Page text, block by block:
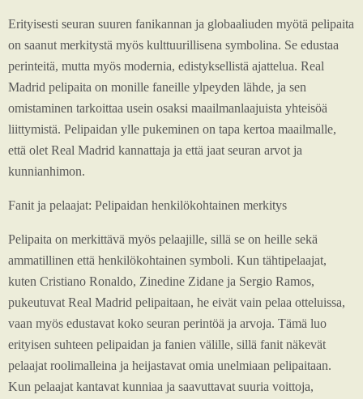
Erityisesti seuran suuren fanikannan ja globaaliuden myötä pelipaita
on saanut merkitystä myös kulttuurillisena symbolina. Se edustaa
perinteitä, mutta myös modernia, edistyksellistä ajattelua. Real
Madrid pelipaita on monille faneille ylpeyden lähde, ja sen
omistaminen tarkoittaa usein osaksi maailmanlaajuista yhteisöä
liittymistä. Pelipaidan ylle pukeminen on tapa kertoa maailmalle,
että olet Real Madrid kannattaja ja että jaat seuran arvot ja
kunnianhimon.
Fanit ja pelaajat: Pelipaidan henkilökohtainen merkitys
Pelipaita on merkittävä myös pelaajille, sillä se on heille sekä
ammatillinen että henkilökohtainen symboli. Kun tähtipelaajat,
kuten Cristiano Ronaldo, Zinedine Zidane ja Sergio Ramos,
pukeutuvat Real Madrid pelipaitaan, he eivät vain pelaa otteluissa,
vaan myös edustavat koko seuran perintöä ja arvoja. Tämä luo
erityisen suhteen pelipaidan ja fanien välille, sillä fanit näkevät
pelaajat roolimalleina ja heijastavat omia unelmiaan pelipaitaan.
Kun pelaajat kantavat kunniaa ja saavuttavat suuria voittoja,